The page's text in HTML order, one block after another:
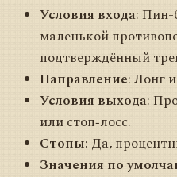
Условия входа: Пин-
маленькой
подтверждённый
Направление: Лонг
Условия выхода:
или стоп‑лосс.
Стопы: Да,
Значения по